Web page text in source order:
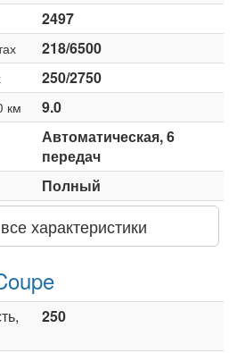
2497
218/6500
250/2750
км
9.0
Автоматическая, 6
передач
Полный
характеристики
250